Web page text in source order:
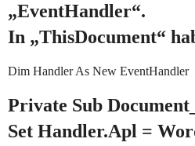
„EventHandler“.
In „ThisDocument“
Dim Handler As New EventHandler
Private Sub
Set Handler.Apl =